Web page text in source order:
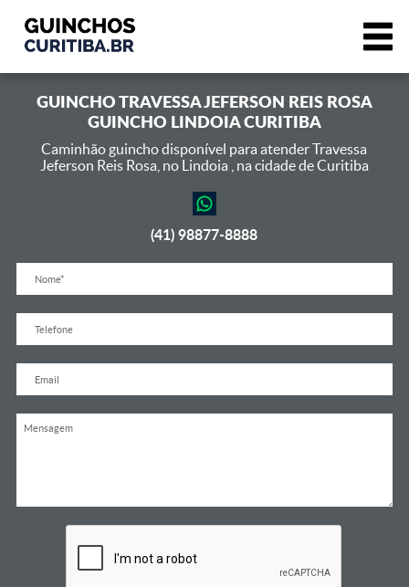
GUINCHOTRAVESSA JEFERSON REIS ROSA
GUINCHO LINDOIA CURITIBA
Caminhão guincho disponível para atender Travessa
Jeferson Reis Rosa, no Lindoia , na cidade de Curitiba
(41) 98877-8888